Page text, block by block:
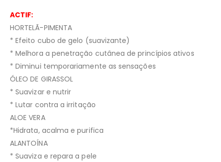
ACTIF:
HORTELÃ-PIMENTA
* Efeito cubo de gelo (suavizante)
* Melhora a penetração cutânea de princípios ativos
* Diminui temporariamente as sensações
ÓLEO DE GIRASSOL
* Suavizar e nutrir
* Lutar contra a irritação
ALOE VERA
*Hidrata, acalma e purifica
ALANTOÍNA
* Suaviza e repara a pele